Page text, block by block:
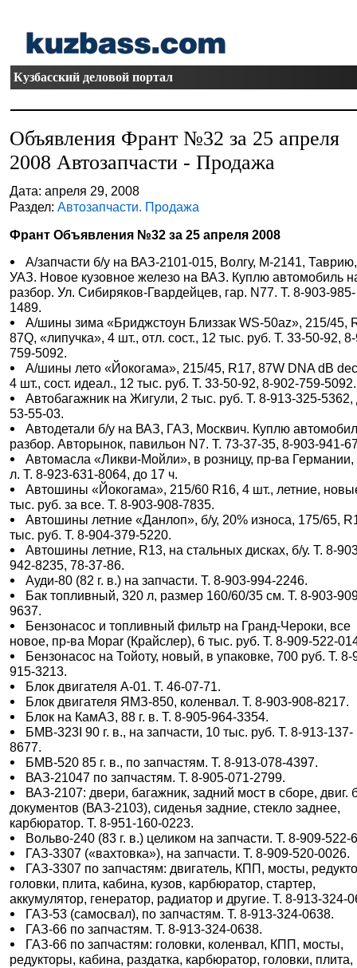
Кузбасский деловой портал
Объявления Франт №32 за 25 апреля
2008 Автозапчасти - Продажа
Дата: апреля 29, 2008
Раздел:Автозапчасти. Продажа
Франт Объявления №32 за 25 апреля 2008
А/запчасти б/у на ВАЗ-2101-015, Волгу, М-2141, Таврию,
УАЗ. Новое кузовное железо на ВАЗ. Куплю автомобиль
разбор. Ул. Сибиряков-Гвардейцев, гар. N77. Т. 8-903-985-
1489.
А/шины зима «Бриджстоун Близзак WS-50az», 215/45,
87Q, «липучка», 4 шт., отл. сост., 12 тыс. руб. Т. 33-50-92,
759-5092.
А/шины лето «Йокогама», 215/45, R17, 87W DNA dB
4 шт., сост. идеал., 12 тыс. руб. Т. 33-50-92, 8-902-759-5092.
Автобагажник на Жигули, 2 тыс. руб. Т. 8-913-325-
53-55-03.
Автодетали б/у на ВАЗ, ГАЗ, Москвич. Куплю
разбор. Авторынок, павильон N7. Т. 73-37-35, 8-903-941-
Автомасла «Ликви-Мойли», в розницу, пр-ва Германии,
л. Т. 8-923-631-8064, до 17 ч.
Автошины «Йокогама», 215/60 R16, 4 шт., летние,
тыс. руб. за все. Т. 8-903-908-7835.
Автошины летние «Данлоп», б/у, 20% износа, 175/65,
тыс. руб. Т. 8-904-379-5220.
Автошины летние, R13, на стальных дисках, б/у. Т. 8-
942-8235, 78-37-86.
Ауди-80 (82 г. в.) на запчасти. Т. 8-903-994-2246.
Бак топливный, 320 л, размер 160/60/35 см. Т. 8-903-
9637.
Бензонасос и топливный фильтр на Гранд-Чероки, все
новое, пр-ва Mopar (Крайслер), 6 тыс. руб. Т. 8-909-522-
Бензонасос на Тойоту, новый, в упаковке, 700 руб. Т. 8-
915-3213.
Блок двигателя А-01. Т. 46-07-71.
Блок двигателя ЯМЗ-850, коленвал. Т. 8-903-908-8217.
Блок на КамАЗ, 88 г. в. Т. 8-905-964-3354.
БМВ-323I 90 г. в., на запчасти, 10 тыс. руб. Т. 8-913-137-
8677.
БМВ-520 85 г. в., по запчастям. Т. 8-913-078-4397.
ВАЗ-21047 по запчастям. Т. 8-905-071-2799.
ВАЗ-2107: двери, багажник, задний мост в сборе, двиг.
документов (ВАЗ-2103), сиденья задние, стекло заднее,
карбюратор. Т. 8-951-160-0223.
Вольво-240 (83 г. в.) целиком на запчасти. Т. 8-909-522-
ГАЗ-3307 («вахтовка»), на запчасти. Т. 8-909-520-0026.
ГАЗ-3307 по запчастям: двигатель, КПП, мосты,
головки, плита, кабина, кузов, карбюратор, стартер,
аккумулятор, генератор, радиатор и другие. Т. 8-913-324-
ГАЗ-53 (самосвал), по запчастям. Т. 8-913-324-0638.
ГАЗ-66 по запчастям. Т. 8-913-324-0638.
ГАЗ-66 по запчастям: головки, коленвал, КПП, мосты,
редукторы, кабина, раздатка, карбюратор, головки, плита,